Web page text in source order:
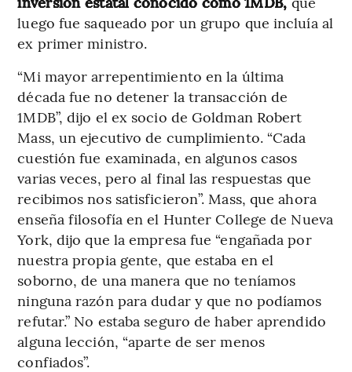
luego fue saqueado por un grupo que incluía al
ex primer ministro.
“Mi mayor arrepentimiento en la última
década fue no detener la transacción de
1MDB”, dijo el ex socio de Goldman Robert
Mass, un ejecutivo de cumplimiento. “Cada
cuestión fue examinada, en algunos casos
varias veces, pero al final las respuestas que
recibimos nos satisficieron”. Mass, que ahora
enseña filosofía en el Hunter College de Nueva
York, dijo que la empresa fue “engañada por
nuestra propia gente, que estaba en el
soborno, de una manera que no teníamos
ninguna razón para dudar y que no podíamos
refutar.” No estaba seguro de haber aprendido
alguna lección, “aparte de ser menos
confiados”.